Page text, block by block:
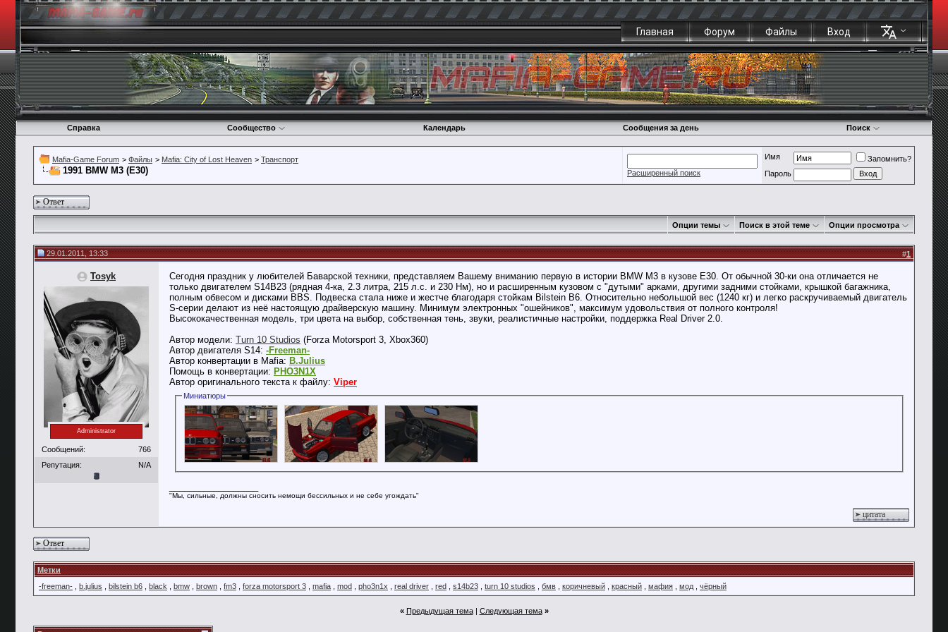
Главная Форум Файлы Вход
Справка Сообщество Календарь Сообщения за день Поиск
Mafia-Game Forum > Файлы > Mafia: City of Lost Heaven > Транспорт
1991 BMW M3 (E30) Расширенный поиск
Имя
Запомнить?
Пароль
Ответ
Опции темы Поиск в этой теме Опции просмотра
29.01.2011, 13:33 #1
Tosyk
Administrator
Сообщений:
766
Репутация:
N/A
Сегодня праздник у любителей Баварской техники, представляем Вашему вниманию первую в истории BMW M3 в кузове E30. От обычной 30-ки она отличается не
только двигателем S14B23 (рядная 4-ка, 2.3 литра, 215 л.с. и 230 Нм), но и расширенным кузовом с "дутыми" арками, другими задними стойками, крышкой багажника,
полным обвесом и дисками BBS. Подвеска стала ниже и жестче благодаря стойкам Bilstein B6. Относительно небольшой вес (1240 кг) и легко раскручиваемый двигатель
S-серии делают из неё настоящую драйверскую машину. Минимум электронных "ошейников", максимум удовольствия от полного контроля!
Высококачественная модель, три цвета на выбор, собственная тень, звуки, реалистичные настройки, поддержка Real Driver 2.0.
Автор модели: Turn 10 Studios (Forza Motorsport 3, Xbox360)
Автор двигателя S14: -Freeman-
Автор конвертации в Mafia: B.Julius
Помощь в конвертации: PHO3N1X
Автор оригинального текста к файлу: Viper
Миниатюры
"Мы, сильные, должны сносить немощи бессильных и не себе угождать"
цитата
Ответ
Метки
-freeman-
b.julius bilstein b6 black bmw brown fm3 forza motorsport 3 mafia mod pho3n1x real driver red s14b23 turn 10 studios бмв коричневый красный мафия мод чёрный
« Предыдущая тема| Следующая тема »